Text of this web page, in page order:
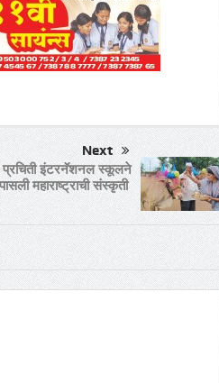
Next
इंटरनॅशनल स्कूलने
महाराष्ट्राची संस्कृती